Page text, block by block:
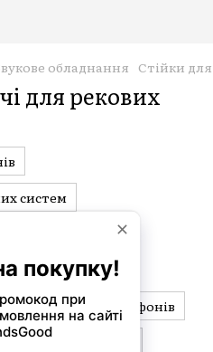
обладнання Стійки
для рекових
систем
poles)
планшетів і смартфонів
рекових приладів